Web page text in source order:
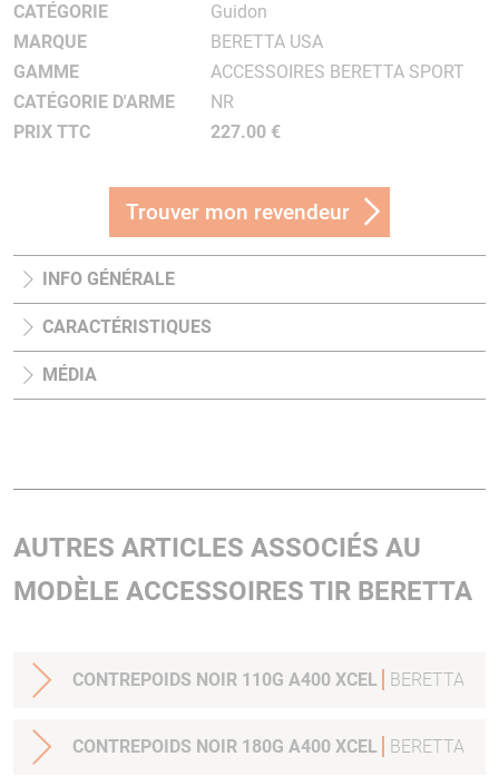
CATÉGORIE
Guidon
MARQUE
BERETTA USA
GAMME
ACCESSOIRES BERETTA SPORT
CATÉGORIE D'ARME
NR
PRIX TTC
227.00 €
Trouver mon revendeur
INFO GÉNÉRALE
CARACTÉRISTIQUES
MÉDIA
AUTRES ARTICLES ASSOCIÉS AU
MODÈLE ACCESSOIRES TIR BERETTA
CONTREPOIDS NOIR 110G A400 XCEL BERETTA
CONTREPOIDS NOIR 180G A400 XCEL BERETTA